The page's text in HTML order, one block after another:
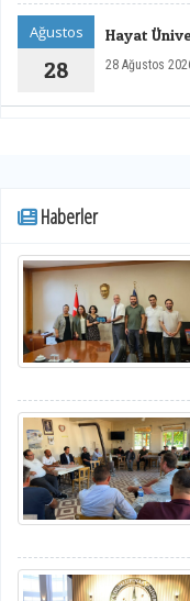
Ağustos
28
Hayat
28 Ağustos
Haberler